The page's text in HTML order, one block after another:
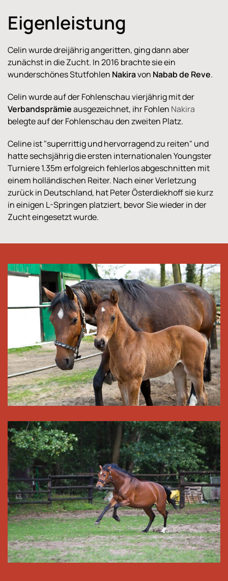
Eigenleistung
Celin wurde dreijährig angeritten, ging dann aber
zunächst in die Zucht. In 2016 brachte sie ein
wunderschönes Stutfohlen Nakiravon Nabab de Reve.
Celin wurde auf der Fohlenschau vierjährig mit der
Verbandsprämieausgezeichnet, ihr Fohlen Nakira
belegte auf der Fohlenschau den zweiten Platz.
Celine ist "superrittig und hervorragend zu reiten" und
hatte sechsjährig die ersten internationalen Youngster
Turniere 1.35m erfolgreich fehlerlos abgeschnitten mit
einem holländischen Reiter. Nach einer Verletzung
zurück in Deutschland, hat Peter Österdiekhoff sie kurz
in einigen L-Springen platziert, bevor Sie wieder in der
Zucht eingesetzt wurde.